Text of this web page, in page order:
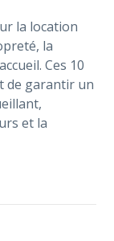
la location
la
Ces 10
de garantir un
et la